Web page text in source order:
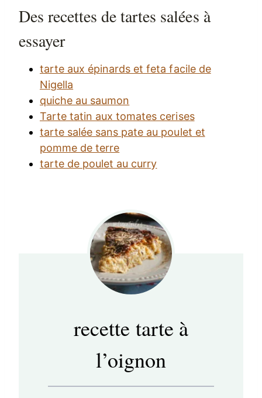
Des recettes de tartes salées à
essayer
tarte aux épinards et feta facile de
Nigella
quiche au saumon
Tarte tatin aux tomates cerises
tarte salée sans pate au poulet et
pomme de terre
tarte de poulet au curry
recette tarte à
l’oignon